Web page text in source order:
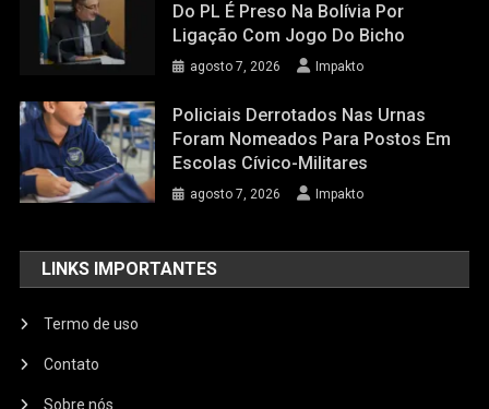
Do PL É Preso Na Bolívia Por
Ligação Com Jogo Do Bicho
agosto 7, 2026 Impakto
Policiais Derrotados Nas Urnas
Foram Nomeados Para Postos Em
Escolas Cívico-Militares
agosto 7, 2026 Impakto
LINKS IMPORTANTES
Termo de uso
Contato
Sobre nós